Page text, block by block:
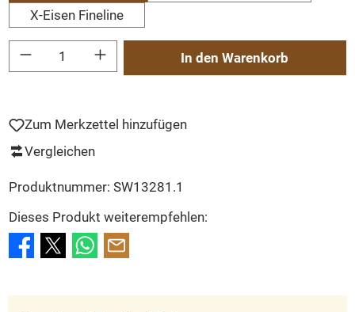
X-Eisen Fineline
Produkt Anzahl: Gib den gewünschten Wert ein oder benutze die Schaltflächen
In den Warenkorb
Zum Merkzettel hinzufügen
Vergleichen
Produktnummer: SW13281.1
Dieses Produkt weiterempfehlen: